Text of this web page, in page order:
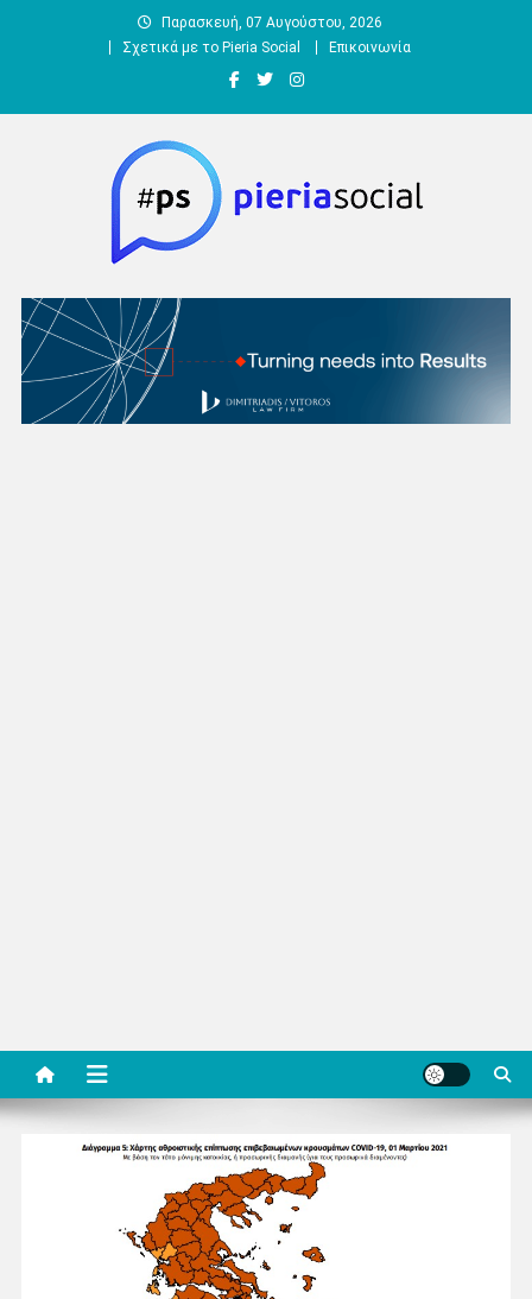
Παρασκευή, 07 Αυγούστου, 2026
Σχετικά με το Pieria Social
Επικοινωνία
Pieria Social